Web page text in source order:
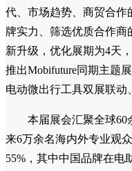
代、市场趋势、商贸合作
牌实力、筛选优质合作商
新升级，优化展期为4天
推出Mobifuture同期主题
电动微出行工具双展联动
本届展会汇聚全球60
来6万余名海内外专业观
55%，其中中国品牌在电